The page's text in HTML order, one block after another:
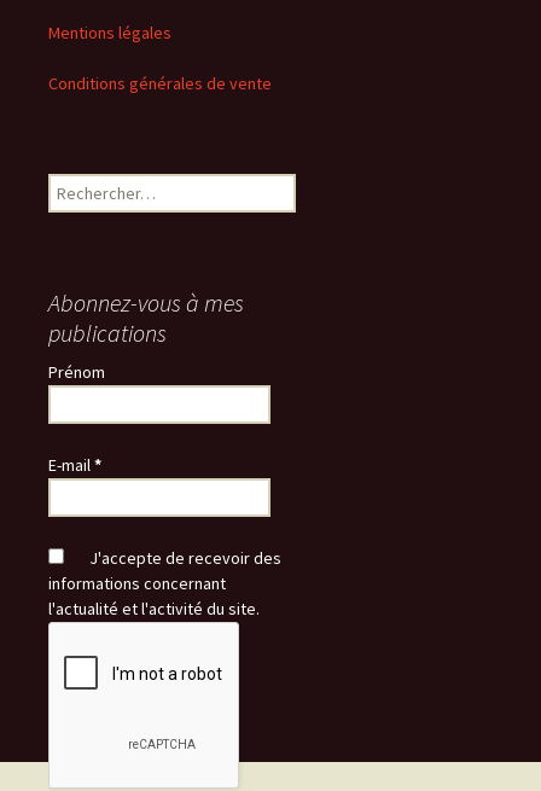
Mentions légales
Conditions générales de vente
Rechercher :
Abonnez-vous à mes
publications
Prénom
E-mail*
J'accepte de recevoir des
informations concernant
l'actualité et l'activité du site.